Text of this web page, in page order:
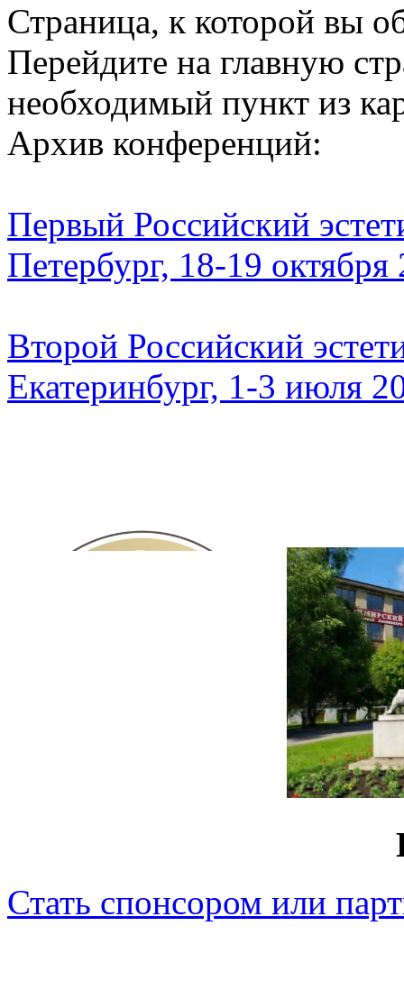
Страница, к которой вы
Перейдите на главную
необходимый пункт из
Архив конференций:
Первый Российский
Петербург, 18-19 октября
Второй Российский
Екатеринбург, 1-3 июля
Стать спонсором или